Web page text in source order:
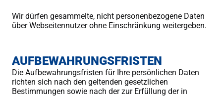
Wir dürfen gesammelte, nicht personenbezogene Daten
über Webseitennutzer ohne Einschränkung weitergeben.
AUFBEWAHRUNGSFRISTEN
Die Aufbewahrungsfristen für Ihre persönlichen Daten
richten sich nach den geltenden gesetzlichen
Bestimmungen sowie nach der zur Erfüllung der in